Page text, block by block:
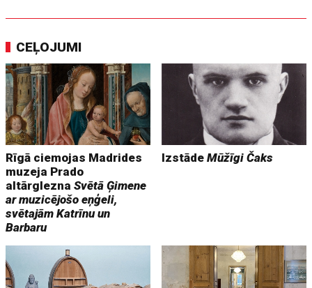
CEĻOJUMI
Rīgā ciemojas Madrides
muzeja Prado
altārgleznaSvētā Ģimene
ar muzicējošo eņģeli,
svētajām Katrīnu un
Barbaru
IzstādeMūžīgi Čaks